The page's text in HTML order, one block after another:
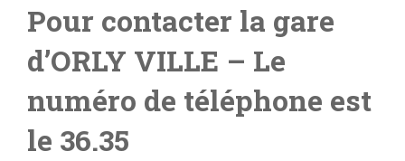
Pour contacter la gare
d’ORLY VILLE – Le
numéro de téléphone est
le 36.35